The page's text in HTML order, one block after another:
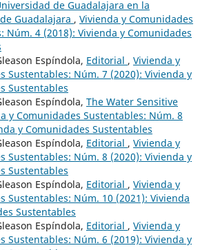
de Guadalajara en la
Guadalajara , Vivienda y Comunidades
Núm. 4 (2018): Vivienda y Comunidades
Espíndola, Editorial , Vivienda y
Sustentables: Núm. 7 (2020): Vivienda y
Sustentables
Espíndola, The Water Sensitive
y Comunidades Sustentables: Núm. 8
y Comunidades Sustentables
Espíndola, Editorial , Vivienda y
Sustentables: Núm. 8 (2020): Vivienda y
Sustentables
Espíndola, Editorial , Vivienda y
Sustentables: Núm. 10 (2021): Vivienda
Sustentables
Espíndola, Editorial , Vivienda y
Sustentables: Núm. 6 (2019): Vivienda y